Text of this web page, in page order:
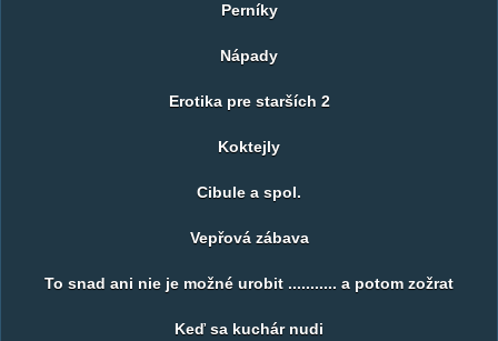
Perníky
Nápady
Erotika pre starších 2
Koktejly
Cibule a spol.
Vepřová zábava
To snad ani nie je možné urobit ........... a potom zožrat
Keď sa kuchár nudi